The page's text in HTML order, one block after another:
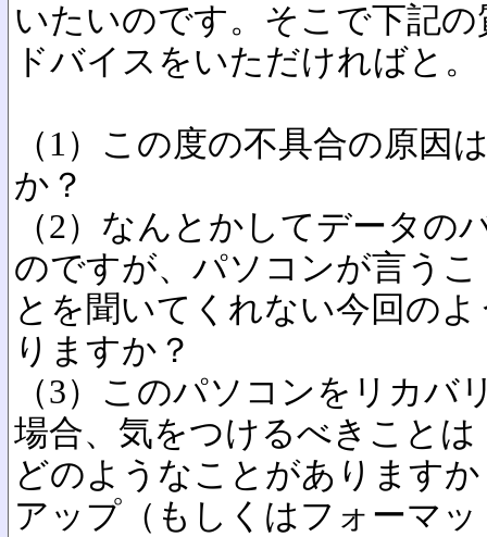
いたいのです。そこで下記
ドバイスをいただければと。
（1）この度の不具合の原因
か？
（2）なんとかしてデータの
のですが、パソコンが言うこ
とを聞いてくれない今回の
りますか？
（3）このパソコンをリカバ
場合、気をつけるべきことは
どのようなことがあります
アップ（もしくはフォーマッ